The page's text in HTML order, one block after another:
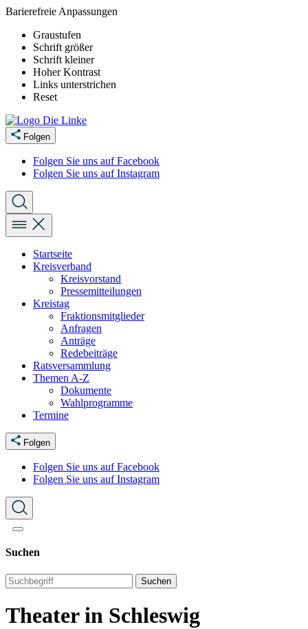
Barierefreie Anpassungen
Graustufen
Schrift größer
Schrift kleiner
Hoher Kontrast
Links unterstrichen
Reset
Folgen
Folgen Sie uns auf Facebook
Folgen Sie uns auf Instagram
Startseite
Kreisverband
Kreisvorstand
Pressemitteilungen
Kreistag
Fraktionsmitglieder
Anfragen
Anträge
Redebeiträge
Ratsversammlung
Themen A-Z
Dokumente
Wahlprogramme
Termine
Folgen
Folgen Sie uns auf Facebook
Folgen Sie uns auf Instagram
Suchen
Suchen
Theater in Schleswig